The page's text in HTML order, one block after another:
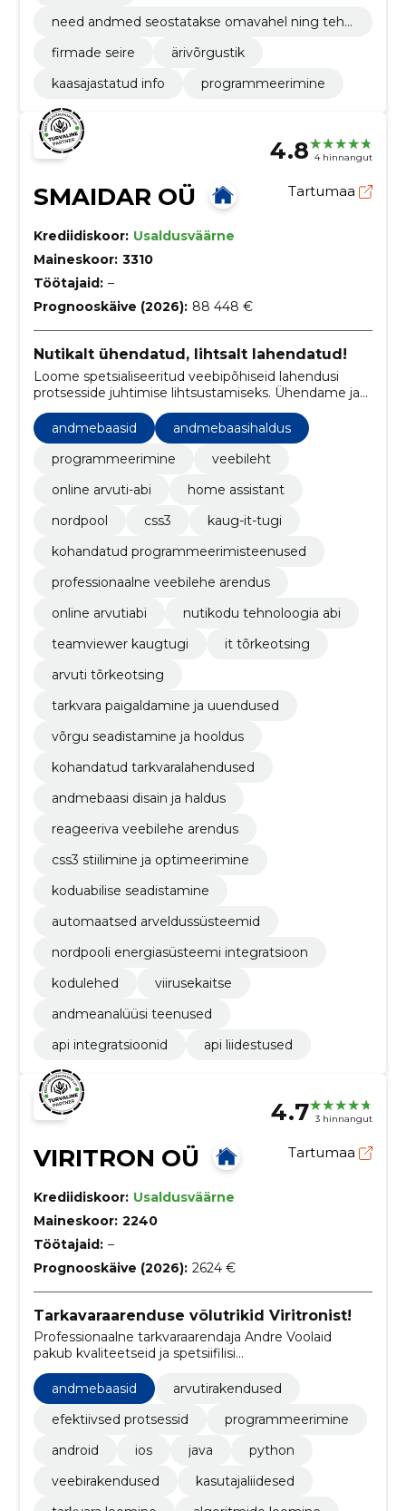
need andmed seostatakse omavahel ning teha
s.
firmade seire
ärivõrgustik
kaasajastatud info
programmeerimine
4.8 4 hinnangut
SMAIDAR OÜ Tartumaa
Krediidiskoor: Usaldusväärne
Maineskoor: 3310
Töötajaid: –
Prognooskäive (2026): 88 448 €
Nutikalt ühendatud, lihtsalt lahendatud!
Loome spetsialiseeritud veebipõhiseid lahendusi
protsesside juhtimise lihtsustamiseks. Ühendame ja
andmebaasid
andmebaasihaldus
programmeerimine
veebileht
online arvuti-abi
home assistant
nordpool
css3
kaug-it-tugi
kohandatud programmeerimisteenused
professionaalne veebilehe arendus
online arvutiabi
nutikodu tehnoloogia abi
teamviewer kaugtugi
it tõrkeotsing
arvuti tõrkeotsing
tarkvara paigaldamine ja uuendused
võrgu seadistamine ja hooldus
kohandatud tarkvaralahendused
andmebaasi disain ja haldus
reageeriva veebilehe arendus
css3 stiilimine ja optimeerimine
koduabilise seadistamine
automaatsed arveldussüsteemid
nordpooli energiasüsteemi integratsioon
kodulehed
viirusekaitse
andmeanalüüsi teenused
api integratsioonid
api liidestused
4.7 3 hinnangut
VIRITRON OÜ Tartumaa
Krediidiskoor: Usaldusväärne
Maineskoor: 2240
Töötajaid: –
Prognooskäive (2026): 2624 €
Tarkavaraarenduse võlutrikid Viritronist!
Professionaalne tarkvaraarendaja Andre Voolaid
pakub kvaliteetseid ja spetsiifilisi
programmeerimislahendusi. Kasutuses on erinevaid
programmeerimiskeeli ja oskused on laiad.
andmebaasid
arvutirakendused
efektiivsed protsessid
programmeerimine
android
ios java
python
veebirakendused
kasutajaliidesed